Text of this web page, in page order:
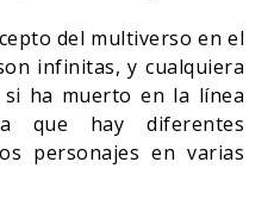
del multiverso en el
infinitas, y cualquiera
ha muerto en la línea
que hay diferentes
personajes en varias